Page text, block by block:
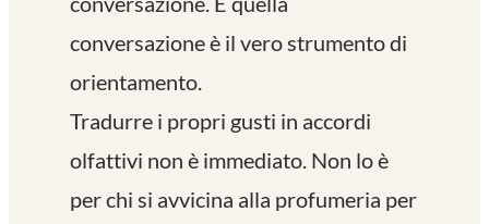
conversazione è il vero strumento di
orientamento.
Tradurre i propri gusti in accordi
olfattivi non è immediato. Non lo è
per chi si avvicina alla profumeria per